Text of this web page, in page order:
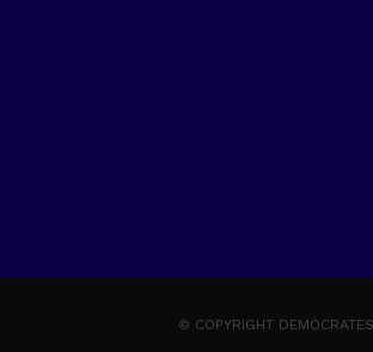
© COPYRIGHT